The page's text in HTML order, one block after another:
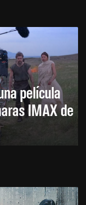
película
IMAX de